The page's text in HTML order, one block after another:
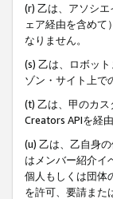
(r) 乙は、アソシ
ェア経由を含め
なりません。
(s) 乙は、ロボッ
ゾン・サイト上で
(t) 乙は、甲のカ
Creators APIを経
(u) 乙は、乙自身
はメンバー紹介イ
個人もしくは団体
を許可、要請また